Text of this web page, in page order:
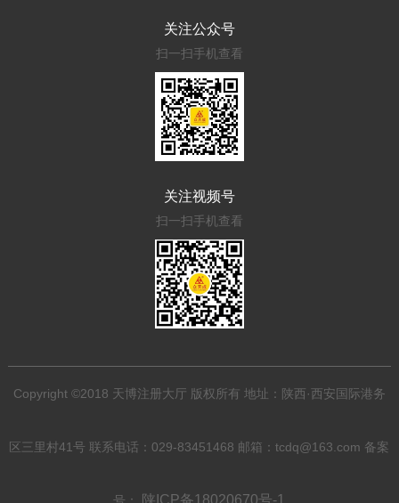
关注公众号
扫一扫手机查看
关注视频号
扫一扫手机查看
Copyright ©2018 天博注册大厅 版权所有 地址：陕西·西安国际港务
区三里村41号 联系电话：029-83451468 邮箱：tcdq@163.com 备案
号： 陕ICP备18020670号-1